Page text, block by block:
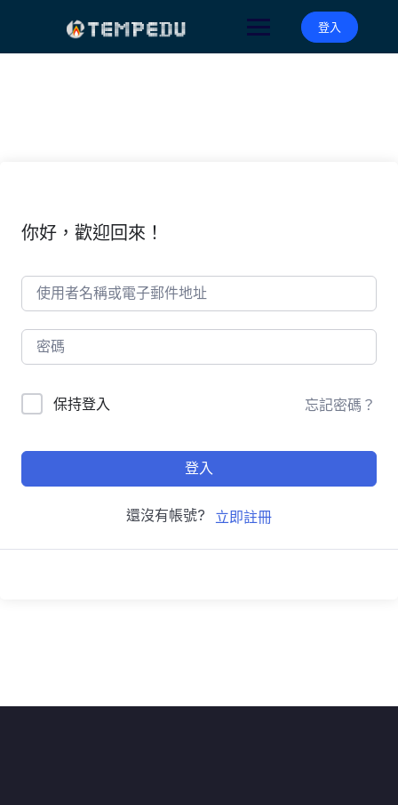
登入
你好，歡迎回來！
保持登入 忘記密碼？
登入
還沒有帳號? 立即註冊